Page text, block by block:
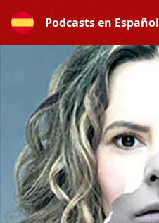
Podcasts en Español